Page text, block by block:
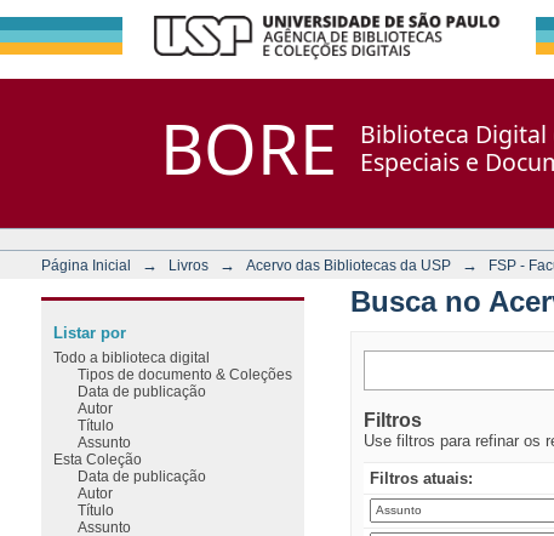
BORE
Biblioteca Digital
Especiais e
Página Inicial → Livros → Acervo das Bibliotecas da USP → FSP -
Busca no
Filtros
Use filtros para refinar os
Filtros atuais:
Listar por
Todo a biblioteca digital
Tipos de documento & Coleções
Data de publicação
Autor
Título
Assunto
Esta Coleção
Data de publicação
Autor
Título
Assunto